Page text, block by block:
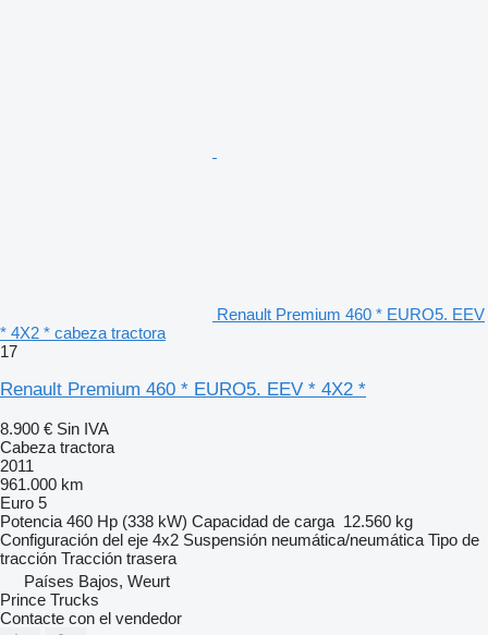
Renault Premium 460 * EURO5. EEV
* 4X2 * cabeza tractora
17
Renault Premium 460 * EURO5. EEV * 4X2 *
8.900 € Sin IVA
Cabeza tractora
2011
961.000 km
Euro 5
Potencia 460 Hp (338 kW) Capacidad de carga 12.560 kg
Configuración del eje 4x2 Suspensión neumática/neumática Tipo de
tracción Tracción trasera
Países Bajos, Weurt
Prince Trucks
Contacte con el vendedor